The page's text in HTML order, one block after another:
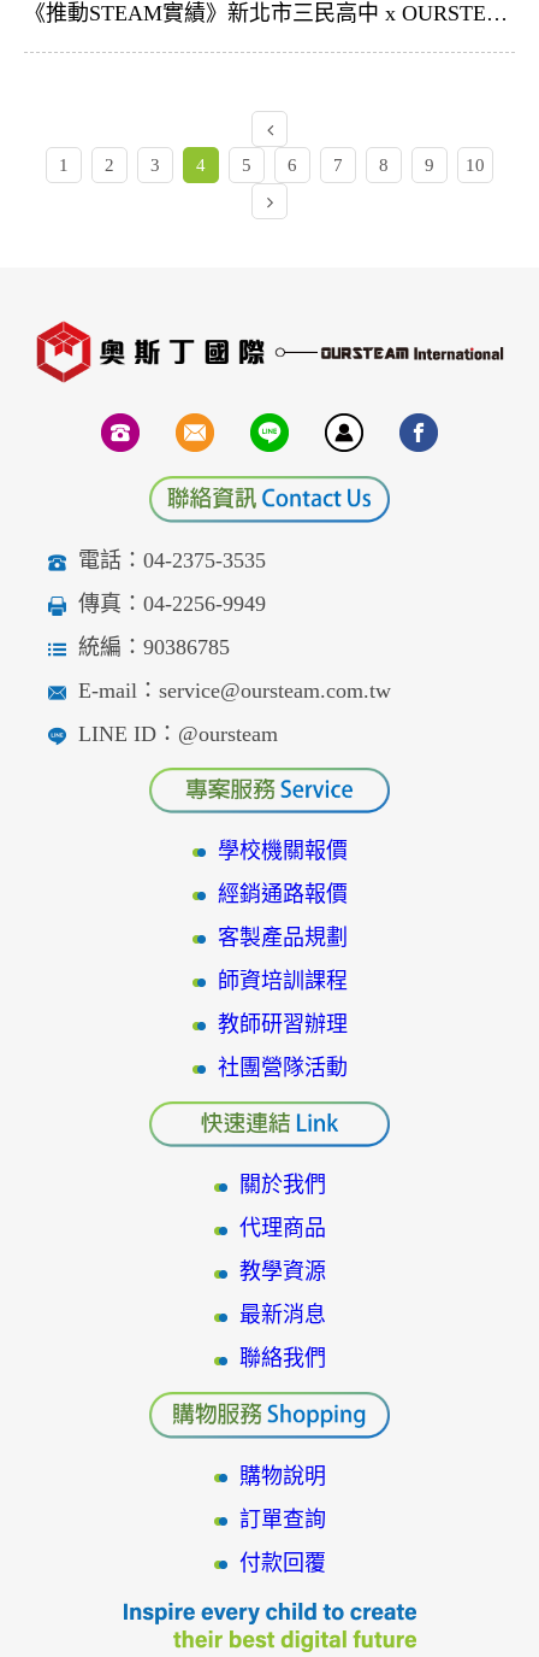
《推動STEAM實績》新北市三民高中 x OURSTEAM | 【S4A 無人機足球 教師研習】
1 2 3 4 5 6 7 8 9 10
電話：04-2375-3535
傳真：04-2256-9949
統編：90386785
E-mail：service@oursteam.com.tw
LINE ID：@oursteam
學校機關報價
經銷通路報價
客製產品規劃
師資培訓課程
教師研習辦理
社團營隊活動
關於我們
代理商品
教學資源
最新消息
聯絡我們
購物說明
訂單查詢
付款回覆